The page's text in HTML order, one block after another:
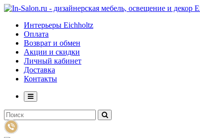
Интерьеры Eichholtz
Оплата
Возврат и обмен
Акции и скидки
Личный кабинет
Доставка
Контакты